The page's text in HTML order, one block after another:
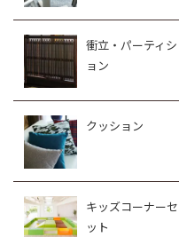
衝立・パーティシ
ョン
クッション
キッズコーナーセ
ット